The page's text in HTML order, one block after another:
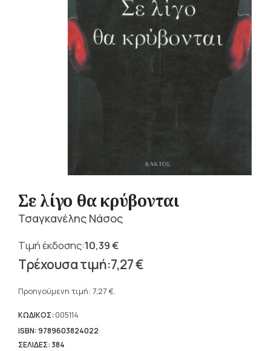
Σε λίγο θα κρύβονται
Τσαγκανέλης Νάσος
10,39€
Original
price
10,39 €.
7,27€
τρέχουσα
είναι:
7,27 €.
Προηγούμενη τιμή: 7,27 €.
ΚΩΔΙΚΟΣ: 005114
ISBN: 9789603824022
ΣΕΛΙΔΕΣ: 384